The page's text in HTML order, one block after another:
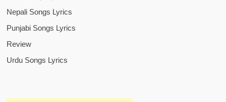
Nepali Songs Lyrics
Punjabi Songs Lyrics
Review
Urdu Songs Lyrics